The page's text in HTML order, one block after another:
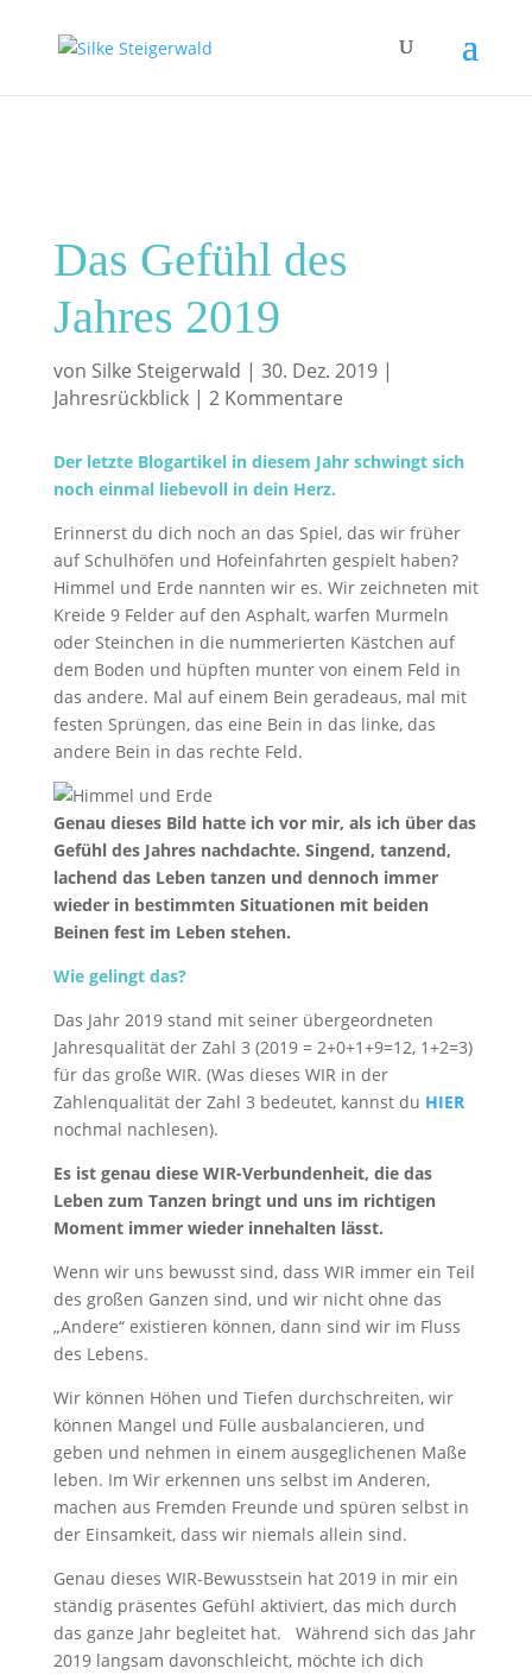
Das Gefühl des
Jahres 2019
von Silke Steigerwald | 30. Dez. 2019|
Jahresrückblick| 2 Kommentare
Der letzte Blogartikel in diesem Jahr schwingt sich
noch einmal liebevoll in dein Herz.
Erinnerst du dich noch an das Spiel, das wir früher
auf Schulhöfen und Hofeinfahrten gespielt haben?
Himmel und Erde nannten wir es. Wir zeichneten mit
Kreide 9 Felder auf den Asphalt, warfen Murmeln
oder Steinchen in die nummerierten Kästchen auf
dem Boden und hüpften munter von einem Feld in
das andere. Mal auf einem Bein geradeaus, mal mit
festen Sprüngen, das eine Bein in das linke, das
andere Bein in das rechte Feld.
Genau dieses Bild hatte ich vor mir, als ich über das
Gefühl des Jahres nachdachte. Singend, tanzend,
lachend das Leben tanzen und dennoch immer
wieder in bestimmten Situationen mit beiden
Beinen fest im Leben stehen.
Wie gelingt das?
Das Jahr 2019 stand mit seiner übergeordneten
Jahresqualität der Zahl 3 (2019 = 2+0+1+9=12, 1+2=3)
für das große WIR. (Was dieses WIR in der
Zahlenqualität der Zahl 3 bedeutet, kannst du HIER
nochmal nachlesen).
Es ist genau diese WIR-Verbundenheit, die das
Leben zum Tanzen bringt und uns im richtigen
Moment immer wieder innehalten lässt.
Wenn wir uns bewusst sind, dass WIR immer ein Teil
des großen Ganzen sind, und wir nicht ohne das
„Andere“ existieren können, dann sind wir im Fluss
des Lebens.
Wir können Höhen und Tiefen durchschreiten, wir
können Mangel und Fülle ausbalancieren, und
geben und nehmen in einem ausgeglichenen Maße
leben. Im Wir erkennen uns selbst im Anderen,
machen aus Fremden Freunde und spüren selbst in
der Einsamkeit, dass wir niemals allein sind.
Genau dieses WIR-Bewusstsein hat 2019 in mir ein
ständig präsentes Gefühl aktiviert, das mich durch
das ganze Jahr begleitet hat. Während sich das Jahr
2019 langsam davonschleicht, möchte ich dich